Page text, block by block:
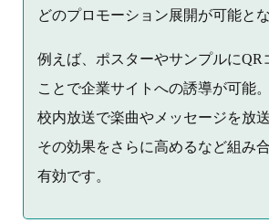
どのプロモーション展開が可能とな
例えば、ポスターやサンプルにQR
ことで企業サイトへの誘導が可能。
校内放送で楽曲やメッセージを放
その効果をさらに高めるなど組み
有効です。